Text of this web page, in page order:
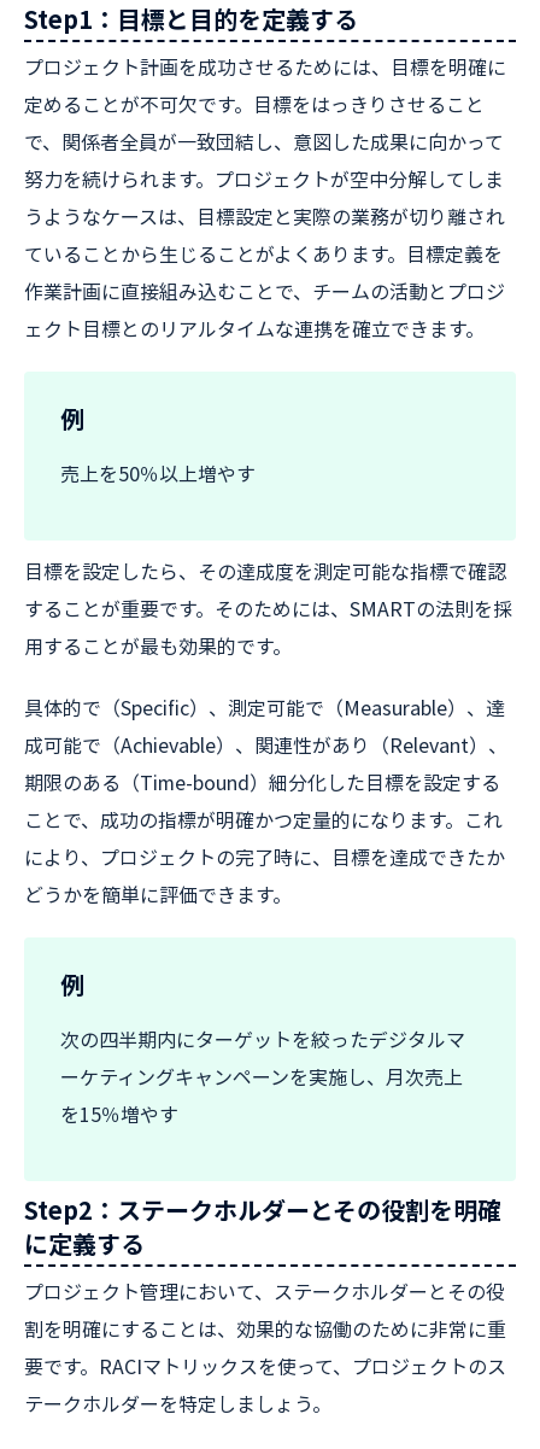
Step1：目標と目的を定義する
プロジェクト計画を成功させるためには、目標を明確に
定めることが不可欠です。目標をはっきりさせること
で、関係者全員が一致団結し、意図した成果に向かって
努力を続けられます。プロジェクトが空中分解してしま
うようなケースは、目標設定と実際の業務が切り離され
ていることから生じることがよくあります。目標定義を
作業計画に直接組み込むことで、チームの活動とプロジ
ェクト目標とのリアルタイムな連携を確立できます。
例
売上を50％以上増やす
目標を設定したら、その達成度を測定可能な指標で確認
することが重要です。そのためには、SMARTの法則を採
用することが最も効果的です。
具体的で（Specific）、測定可能で（Measurable）、達
成可能で（Achievable）、関連性があり（Relevant）、
期限のある（Time-bound）細分化した目標を設定する
ことで、成功の指標が明確かつ定量的になります。これ
により、プロジェクトの完了時に、目標を達成できたか
どうかを簡単に評価できます。
例
次の四半期内にターゲットを絞ったデジタルマ
ーケティングキャンペーンを実施し、月次売上
を15％増やす
Step2：ステークホルダーとその役割を明確
に定義する
プロジェクト管理において、ステークホルダーとその役
割を明確にすることは、効果的な協働のために非常に重
要です。RACIマトリックスを使って、プロジェクトのス
テークホルダーを特定しましょう。